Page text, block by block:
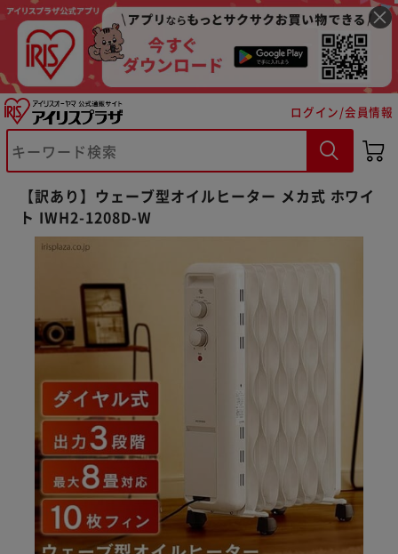
ログイン/会員情報
【訳あり】ウェーブ型オイルヒーター メカ式 ホワイ
ト IWH2-1208D-W
カートに入れる